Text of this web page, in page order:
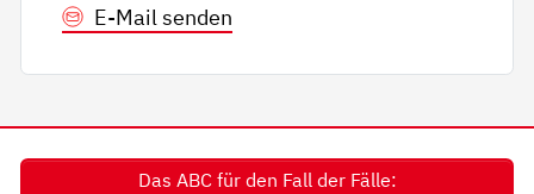
E-Mail senden
Das ABC für den Fall der Fälle: